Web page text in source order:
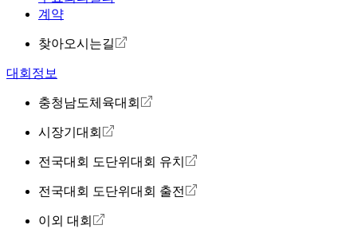
계약
찾아오시는길
대회정보
충청남도체육대회
시장기대회
전국대회 도단위대회 유치
전국대회 도단위대회 출전
이외 대회